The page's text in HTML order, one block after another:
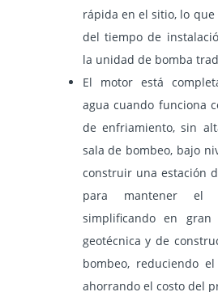
rápida en el sitio, lo
del tiempo de
la unidad de bomba
El motor está
agua cuando funciona
de enfriamiento, sin
sala de bombeo, bajo
construir una estación
para mantener el
simplificando en
geotécnica y de
bombeo, reduciendo
ahorrando el costo del